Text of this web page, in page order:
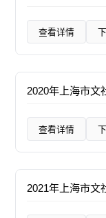
查看详情
2020年上海市文
查看详情
2021年上海市文